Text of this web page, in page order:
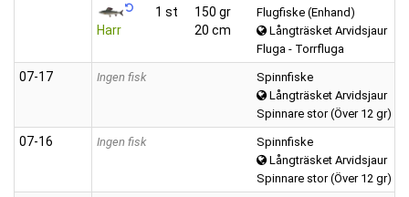
Harr
1 st
150 gr
20 cm
Flugfiske (Enhand)
Långträsket Arvidsjaur
Fluga - Torrfluga
07‑17 Ingen fisk
Spinnfiske
Långträsket Arvidsjaur
Spinnare stor (Över 12 gr)
07‑16 Ingen fisk
Spinnfiske
Långträsket Arvidsjaur
Spinnare stor (Över 12 gr)